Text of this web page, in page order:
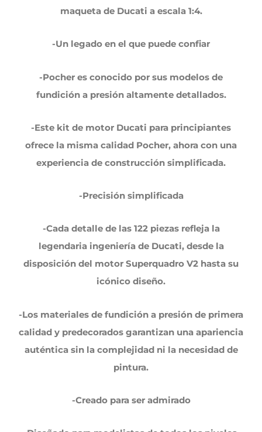
maqueta de Ducati a escala 1:4.
-Un legado en el que puede confiar
-Pocher es conocido por sus modelos de
fundición a presión altamente detallados.
-Este kit de motor Ducati para principiantes
ofrece la misma calidad Pocher, ahora con una
experiencia de construcción simplificada.
-Precisión simplificada
-Cada detalle de las 122 piezas refleja la
legendaria ingeniería de Ducati, desde la
disposición del motor Superquadro V2 hasta su
icónico diseño.
-Los materiales de fundición a presión de primera
calidad y predecorados garantizan una apariencia
auténtica sin la complejidad ni la necesidad de
pintura.
-Creado para ser admirado